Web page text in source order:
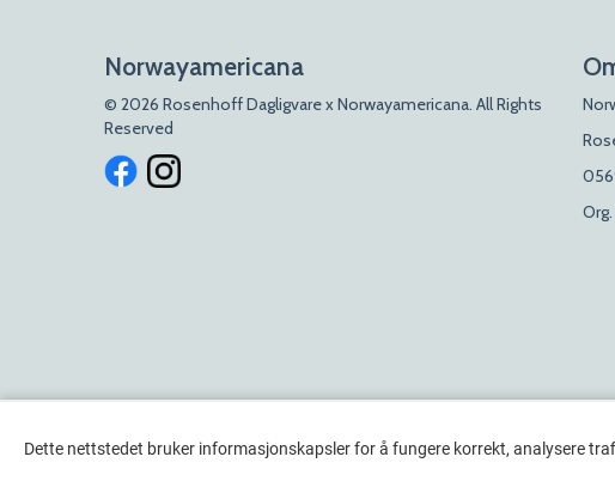
Norwayamericana
© 2026 Rosenhoff Dagligvare x Norwayamericana. All Rights
Reserved
Dette nettstedet bruker informasjonskapsler for å fungere korrekt, analysere